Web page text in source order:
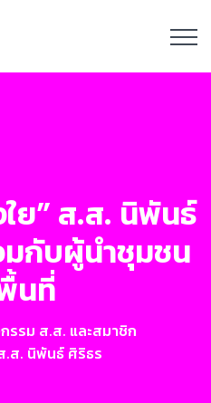
ย” ส.ส. นิพันธ์
กับผู้นำชุมชน
นที่
รรม ส.ส. และสมาชิก
.ส. นิพันธ์ ศิริธร